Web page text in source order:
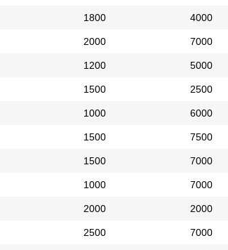
1800 4000
2000 7000
1200 5000
1500 2500
1000 6000
1500 7500
1500 7000
1000 7000
2000 2000
2500 7000